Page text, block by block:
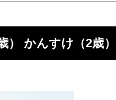
かんすけ（2歳）